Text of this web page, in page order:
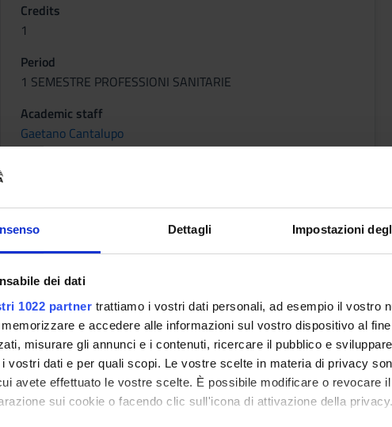
Dettagli Impostazioni
dei dati
1022 partner trattiamo i vostri dati personali, ad esempio il vostro
e accedere alle informazioni sul vostro dispositivo al
misurare gli annunci e i contenuti, ricercare il pubblico e
vostri dati e per quali scopi. Le vostre scelte in materia di privacy
avete effettuato le vostre scelte. È possibile modificare o revocare
sui cookie o facendo clic sull'icona di attivazione della privacy.
Credits
1
Period
1 SEMESTRE PROFESSIONI SANITARIE
Academic staff
Gaetano Cantalupo
Cognition, movement and
rehabilitation in physical therapy
Credits
1
Period
1 SEMESTRE PROFESSIONI SANITARIE